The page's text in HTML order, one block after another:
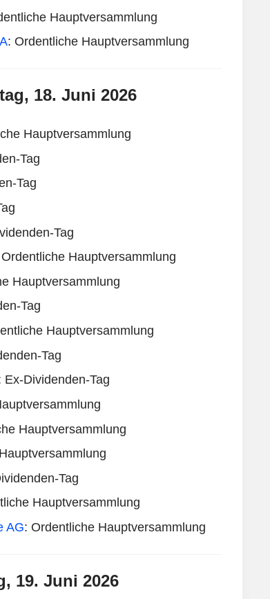
Hauptversammlung
: Ordentliche Hauptversammlung
18. Juni 2026
Hauptversammlung
Tag
Tag
Tag
Hauptversammlung
Hauptversammlung
Tag
Hauptversammlung
Tag
Ex-Dividenden-Tag
Hauptversammlung
Tag
Hauptversammlung
AG: Ordentliche Hauptversammlung
19. Juni 2026